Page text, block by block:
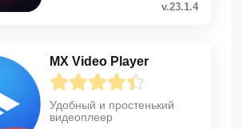
v.23.1.4
MX Video Player
Удобный и простенький
видеоплеер